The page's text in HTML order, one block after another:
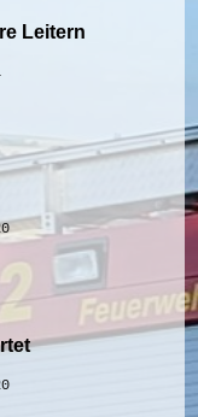
Leitern